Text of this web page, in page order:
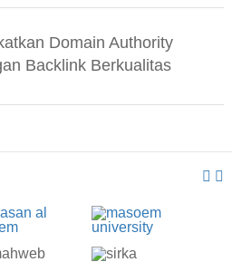
Domain Authority
Backlink Berkualitas